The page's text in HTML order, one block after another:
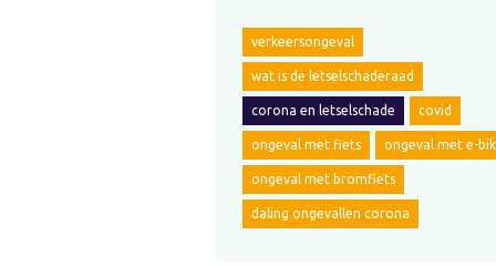
verkeersongeval
wat is de letselschaderaad
corona en letselschade covid
ongeval met fiets ongeval met e-
ongeval met bromfiets
daling ongevallen corona